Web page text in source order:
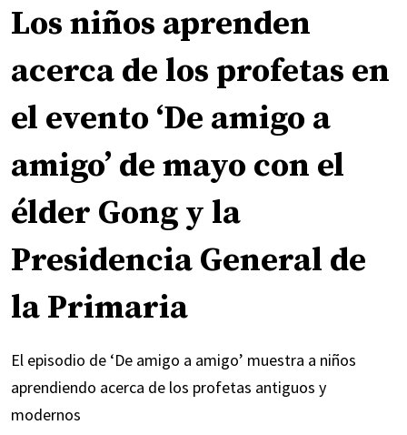
Los niños aprenden
acerca de los profetas en
el evento ‘De amigo a
amigo’ de mayo con el
élder Gong y la
Presidencia General de
la Primaria
El episodio de ‘De amigo a amigo’ muestra a niños
aprendiendo acerca de los profetas antiguos y
modernos